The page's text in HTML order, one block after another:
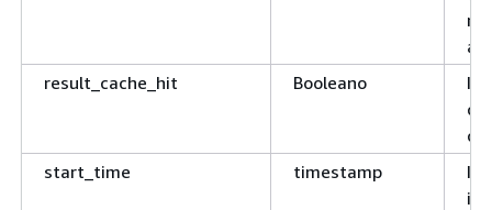
result_cache_hit
Booleano
start_time
timestamp
Il